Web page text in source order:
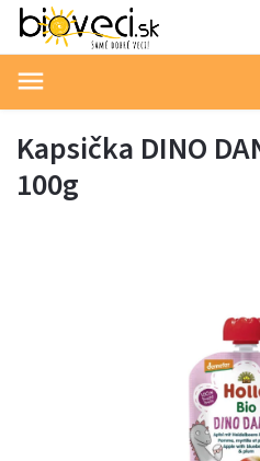
Kapsička DINO
100g